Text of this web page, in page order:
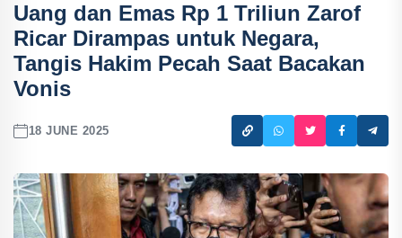
Uang dan Emas Rp 1 Triliun Zarof
Ricar Dirampas untuk Negara,
Tangis Hakim Pecah Saat Bacakan
Vonis
18 JUNE 2025